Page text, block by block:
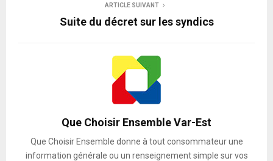
ARTICLE SUIVANT
Suite du décret sur les syndics
Que Choisir Ensemble Var-Est
Que Choisir Ensemble donne à tout consommateur une
information générale ou un renseignement simple sur vos